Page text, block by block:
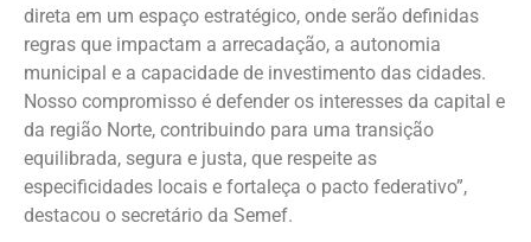
direta em um espaço estratégico, onde serão definidas
regras que impactam a arrecadação, a autonomia
municipal e a capacidade de investimento das cidades.
Nosso compromisso é defender os interesses da capital e
da região Norte, contribuindo para uma transição
equilibrada, segura e justa, que respeite as
especificidades locais e fortaleça o pacto federativo”,
destacou o secretário da Semef.